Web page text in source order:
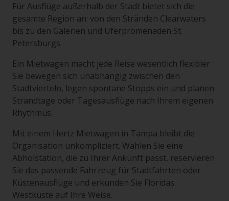
Für Ausflüge außerhalb der Stadt bietet sich die
gesamte Region an: von den Stränden Clearwaters
bis zu den Galerien und Uferpromenaden St.
Petersburgs.
Ein Mietwagen macht jede Reise wesentlich flexibler.
Sie bewegen sich unabhängig zwischen den
Stadtvierteln, legen spontane Stopps ein und planen
Strandtage oder Tagesausflüge nach Ihrem eigenen
Rhythmus.
Mit einem Hertz Mietwagen in Tampa bleibt die
Organisation unkompliziert. Wählen Sie eine
Abholstation, die zu Ihrer Ankunft passt, reservieren
Sie das passende Fahrzeug für Stadtfahrten oder
Küstenausflüge und erkunden Sie Floridas
Westküste auf Ihre Weise.